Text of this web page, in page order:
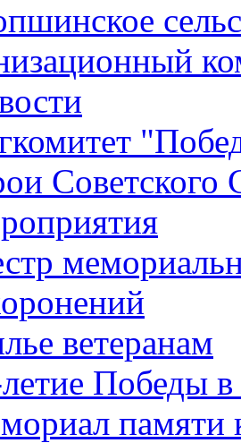
Советского
ветеранам
Победы
памяти